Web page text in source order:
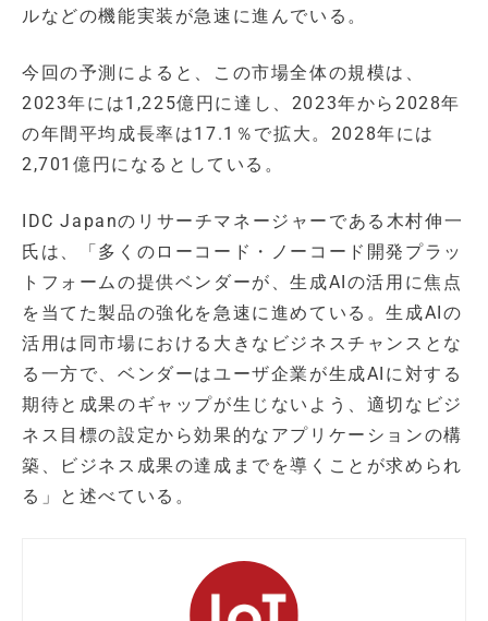
ルなどの機能実装が急速に進んでいる。
今回の予測によると、この市場全体の規模は、
2023年には1,225億円に達し、2023年から2028年
の年間平均成長率は17.1％で拡大。2028年には
2,701億円になるとしている。
IDC Japanのリサーチマネージャーである木村伸一
氏は、「多くのローコード・ノーコード開発プラッ
トフォームの提供ベンダーが、生成AIの活用に焦点
を当てた製品の強化を急速に進めている。生成AIの
活用は同市場における大きなビジネスチャンスとな
る一方で、ベンダーはユーザ企業が生成AIに対する
期待と成果のギャップが生じないよう、適切なビジ
ネス目標の設定から効果的なアプリケーションの構
築、ビジネス成果の達成までを導くことが求められ
る」と述べている。